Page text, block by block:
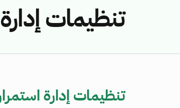
تنظيمات
تنظيمات إدارة